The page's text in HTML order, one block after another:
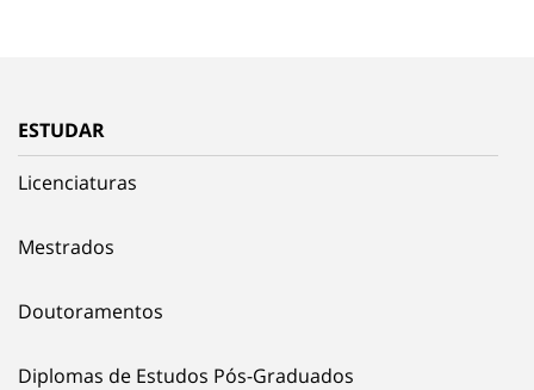
ESTUDAR
Licenciaturas
Mestrados
Doutoramentos
Diplomas de Estudos Pós-Graduados